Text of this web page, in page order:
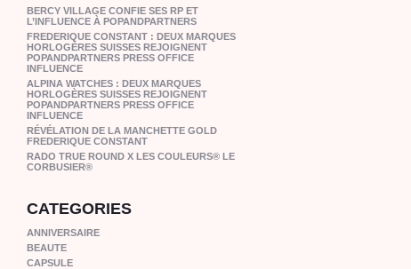
BERCY VILLAGE CONFIE SES RP ET
L’INFLUENCE À POPANDPARTNERS
FREDERIQUE CONSTANT : DEUX MARQUES
HORLOGÈRES SUISSES REJOIGNENT
POPANDPARTNERS PRESS OFFICE
INFLUENCE
ALPINA WATCHES : DEUX MARQUES
HORLOGÈRES SUISSES REJOIGNENT
POPANDPARTNERS PRESS OFFICE
INFLUENCE
RÉVÉLATION DE LA MANCHETTE GOLD
FREDERIQUE CONSTANT
RADO TRUE ROUND X LES COULEURS® LE
CORBUSIER®
CATEGORIES
ANNIVERSAIRE
BEAUTE
CAPSULE